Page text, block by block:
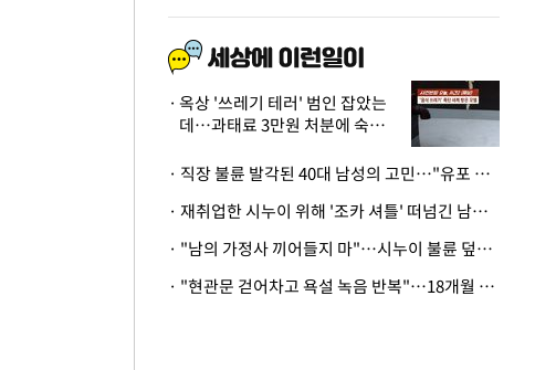
옥상 '쓰레기 테러' 범인 잡았는
데…과태료 3만원 처분에 숙박업
· 직장 불륜 발각된 40대 남성의 고민…"유포 동료 명예훼손·협박죄 고소 가능할까"
· 재취업한 시누이 위해 '조카 셔틀' 떠넘긴 남편…아내 "난 못한다"
· "남의 가정사 끼어들지 마"…시누이 불륜 덮으려는 남편에 억울한 아내
· "현관문 걷어차고 욕설 녹음 반복"…18개월 아기 키우는 집 뒤흔든 '앞집의 비극'